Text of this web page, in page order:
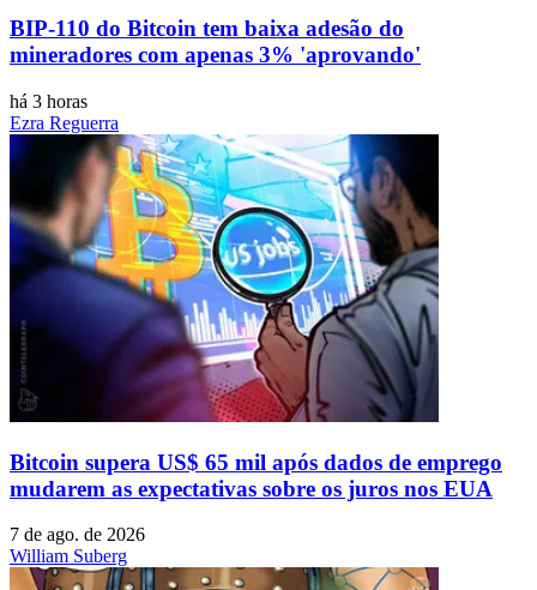
BIP-110 do Bitcoin tem baixa adesão do
mineradores com apenas 3% 'aprovando'
há 3 horas
Ezra Reguerra
Bitcoin supera US$ 65 mil após dados de emprego
mudarem as expectativas sobre os juros nos EUA
7 de ago. de 2026
William Suberg